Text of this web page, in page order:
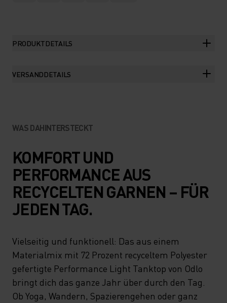
PRODUKTDETAILS
VERSANDDETAILS
WAS DAHINTERSTECKT
KOMFORT UND
PERFORMANCE AUS
RECYCELTEN GARNEN – FÜR
JEDEN TAG.
Vielseitig und funktionell: Das aus einem
Materialmix mit 72 Prozent recyceltem Polyester
gefertigte Performance Light Tanktop von Odlo
bringt dich das ganze Jahr über durch den Tag.
Ob Yoga, Wandern, Spazierengehen oder ganz